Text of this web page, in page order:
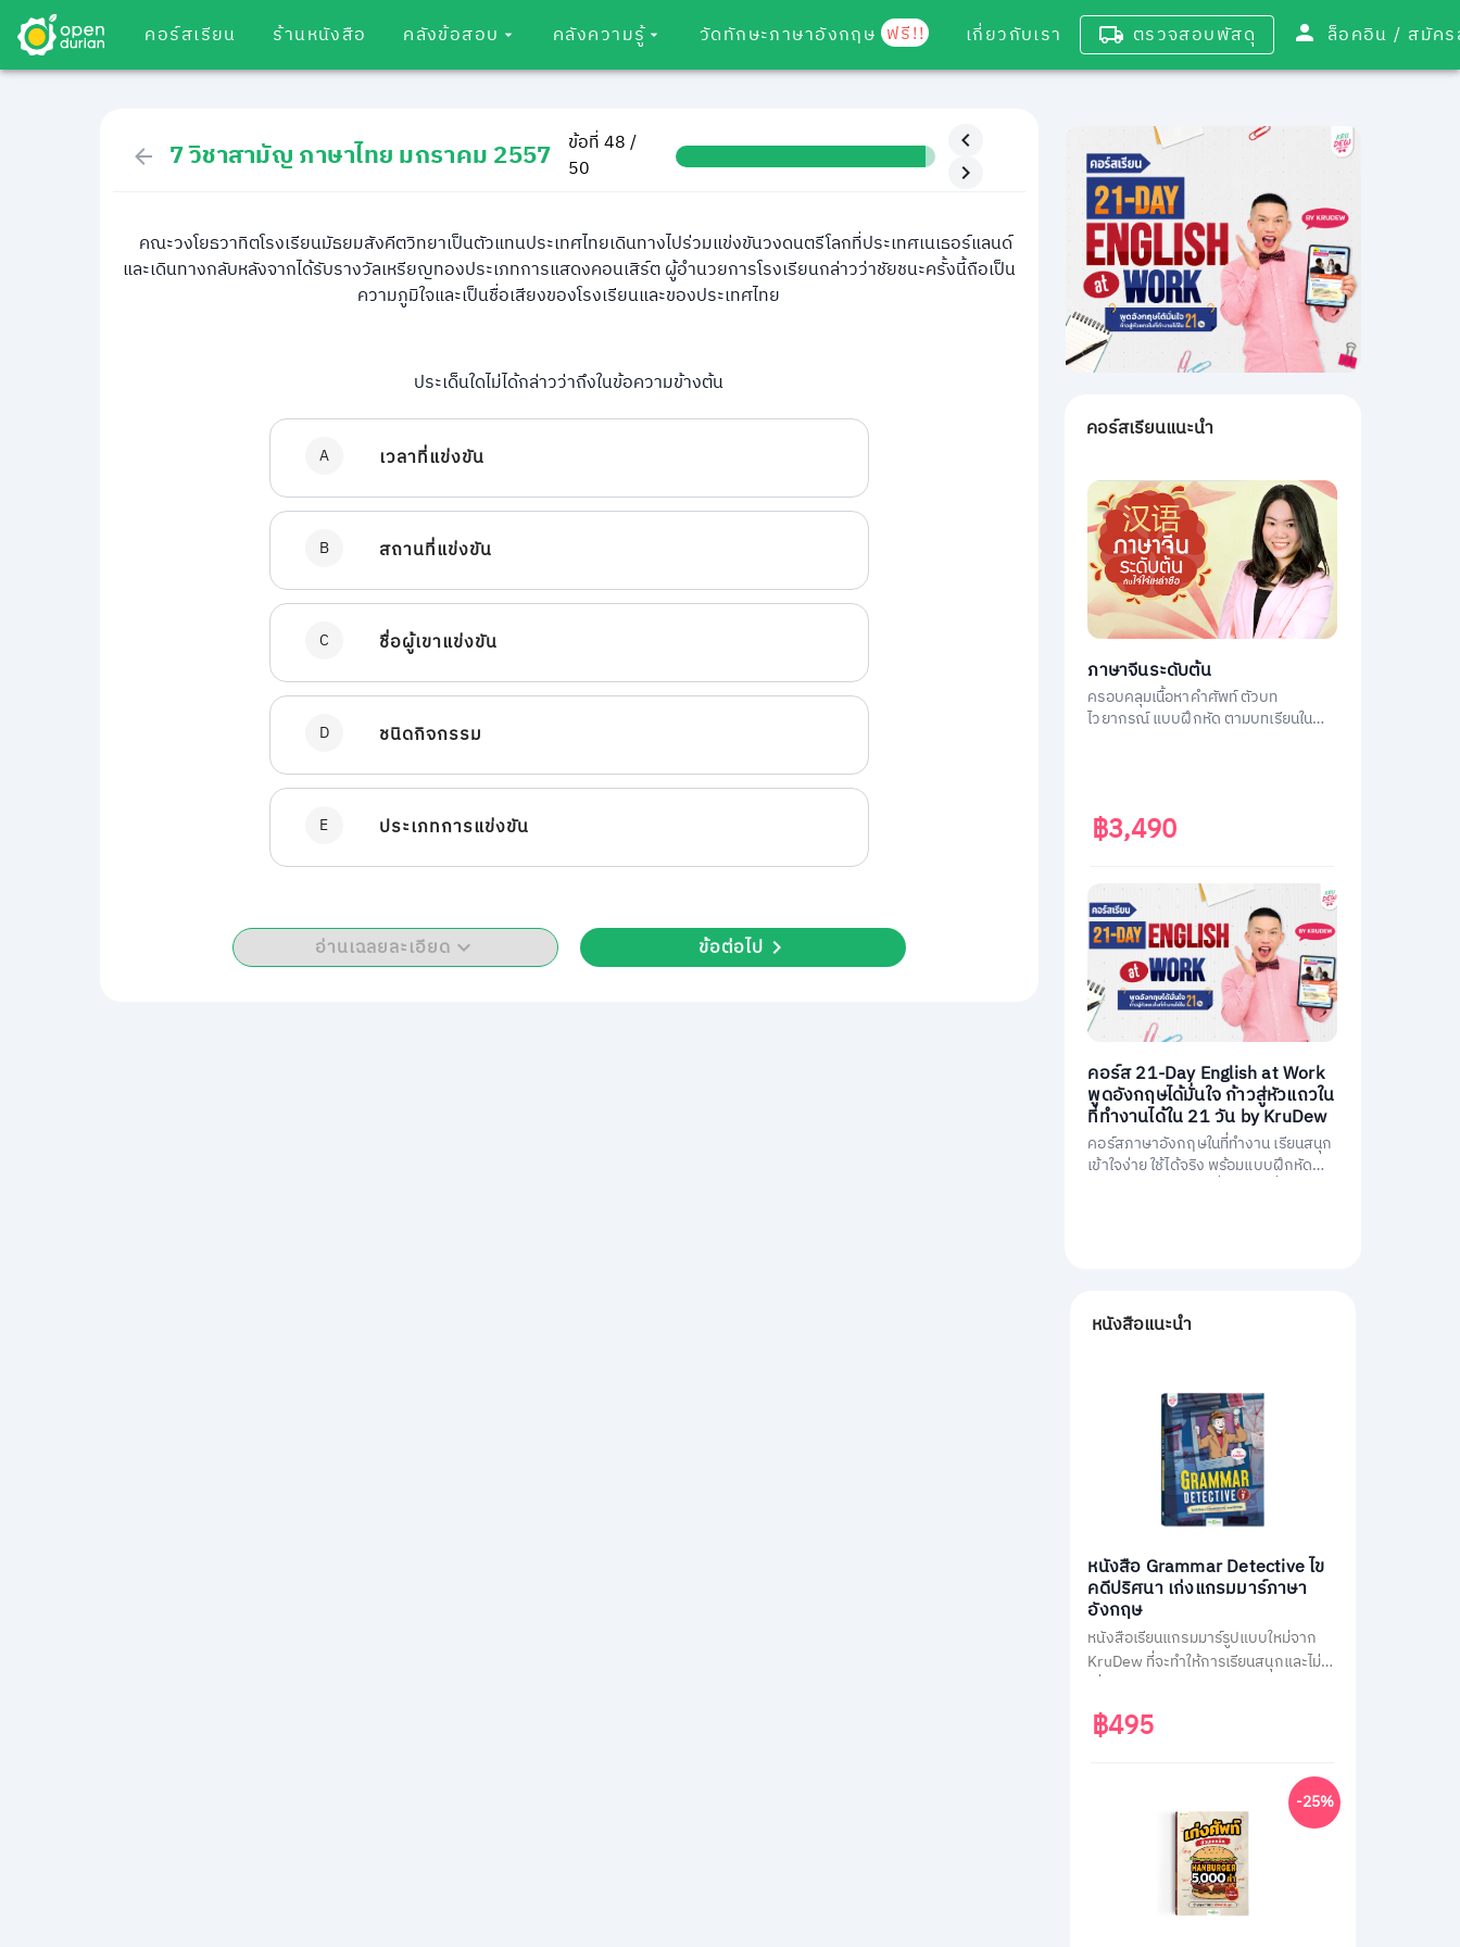
คอร์สเรียน ร้านหนังสือ คลังข้อสอบ คลังความรู้ วัดทักษะภาษาอังกฤษ ฟรี!! เกี่ยวกับเรา ตรวจสอบพัสดุ ล็อคอิน /
7 วิชาสามัญ ภาษาไทย มกราคม 2557
ข้อที่ 48 /
50
คณะวงโยธวาทิตโรงเรียนมัธยมสังคีตวิทยาเป็นตัวแทนประเทศไทยเดินทางไปร่วมแข่งขันวงดนตรีโลกที่ประเทศเนเธอร์แลนด์
และเดินทางกลับหลังจากได้รับรางวัลเหรียญทองประเภทการแสดงคอนเสิร์ต ผู้อำนวยการโรงเรียนกล่าวว่าชัยชนะครั้งนี้ถือเป็น
ความภูมิใจและเป็นชื่อเสียงของโรงเรียนและของประเทศไทย
ประเด็นใดไม่ได้กล่าวว่าถึงในข้อความข้างต้น
A เวลาที่แข่งขัน
B สถานที่แข่งขัน
C ชื่อผู้เขาแข่งขัน
D ชนิดกิจกรรม
E ประเภทการแข่งขัน
อ่านเฉลยละเอียด ข้อต่อไป
คอร์สเรียนแนะนำ
ภาษาจีนระดับต้น
ครอบคลุมเนื้อหาคำศัพท์ ตัวบท
ไวยากรณ์ แบบฝึกหัด ตามบทเรียนใน
฿3,490
คอร์ส 21-Day English at Work
พูดอังกฤษได้มั่นใจ ก้าวสู่หัวแถวใน
ที่ทำงานได้ใน 21 วัน by KruDew
คอร์สภาษาอังกฤษในที่ทำงาน เรียนสนุก
เข้าใจง่าย ใช้ได้จริง พร้อมแบบฝึกหัดนำ
หนังสือแนะนำ
หนังสือ Grammar Detective ไข
คดีปริศนา เก่งแกรมมาร์ภาษา
อังกฤษ
หนังสือเรียนแกรมมาร์รูปแบบใหม่จาก
KruDew ที่จะทำให้การเรียนสนุกและไม่น่า
สวมบทนักสืบ ไขคดีปริศนาไปพร้อมกับ
การเรียนรู้หลักแกรมมาร์ที่ครอบคลุม
ฝึกหัดทบทวนความเข้าใจมากกว่า 400
฿495
-25%